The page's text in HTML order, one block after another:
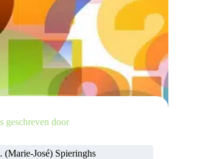
geschreven door
(Marie-José) Spieringhs